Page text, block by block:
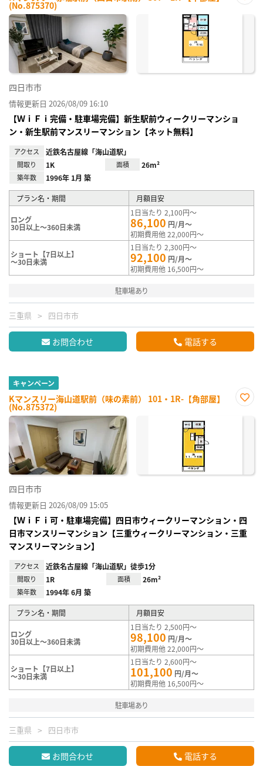
(No.875370)
に入
四日市市
情報更新日 2026/08/09 16:10
【ＷｉＦｉ完備・駐車場完備】新生駅前ウィークリーマンショ
ン・新生駅前マンスリーマンション【ネット無料】
アクセス 近鉄名古屋線「海山道駅」
間取り 1K 面積 26m²
築年数 1996年 1月 築
プラン名・期間 月額目安
ロング
30日以上～360日未満
1日当たり 2,100円～
86,100 円/月～
初期費用他 22,000円～
ショート【7日以上】
～30日未満
1日当たり 2,300円～
92,100 円/月～
初期費用他 16,500円～
駐車場あり
三重県 四日市市
お問合わせ 電話する
キャンペーン
Kマンスリー海山道駅前（味の素前） 101・1R-【角部屋】
(No.875372)
に入
四日市市
情報更新日 2026/08/09 15:05
【ＷｉＦｉ可・駐車場完備】四日市ウィークリーマンション・四
日市マンスリーマンション【三重ウィークリーマンション・三重
マンスリーマンション】
アクセス 近鉄名古屋線「海山道駅」徒歩1分
間取り 1R 面積 26m²
築年数 1994年 6月 築
プラン名・期間 月額目安
ロング
30日以上～360日未満
1日当たり 2,500円～
98,100 円/月～
初期費用他 22,000円～
ショート【7日以上】
～30日未満
1日当たり 2,600円～
101,100 円/月～
初期費用他 16,500円～
駐車場あり
三重県 四日市市
お問合わせ 電話する